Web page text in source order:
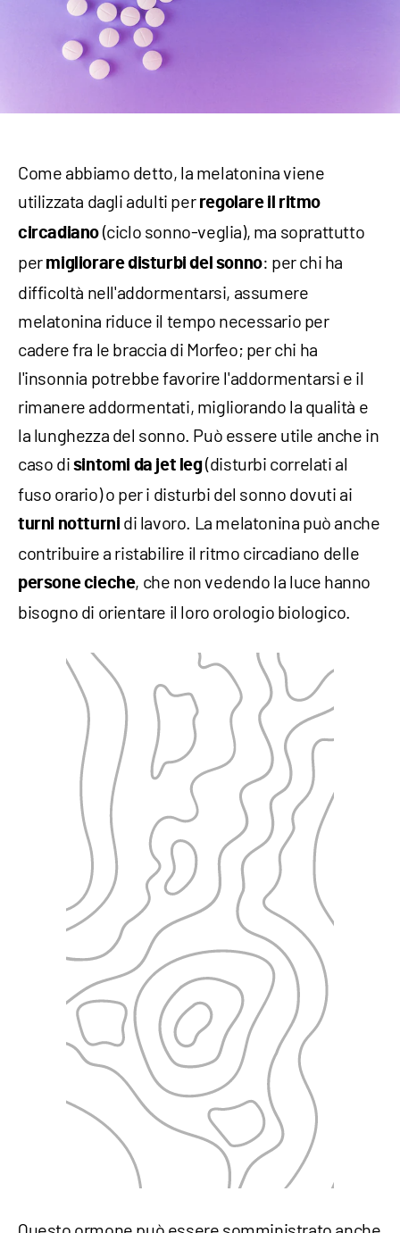
Come abbiamo detto, la melatonina viene
utilizzata dagli adulti per regolare il ritmo
circadiano (ciclo sonno-veglia), ma soprattutto
per migliorare disturbi del sonno: per chi ha
difficoltà nell'addormentarsi, assumere
melatonina riduce il tempo necessario per
cadere fra le braccia di Morfeo; per chi ha
l'insonnia potrebbe favorire l'addormentarsi e il
rimanere addormentati, migliorando la qualità e
la lunghezza del sonno. Può essere utile anche in
caso di sintomi da jet leg(disturbi correlati al
fuso orario) o per i disturbi del sonno dovuti ai
turni notturni di lavoro. La melatonina può anche
contribuire a ristabilire il ritmo circadiano delle
persone cieche, che non vedendo la luce hanno
bisogno di orientare il loro orologio biologico.